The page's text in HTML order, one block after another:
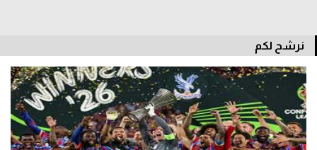
أقسام خاصة
Gamers
ميركاتو
تحقيق في الجول
نرشح لكم